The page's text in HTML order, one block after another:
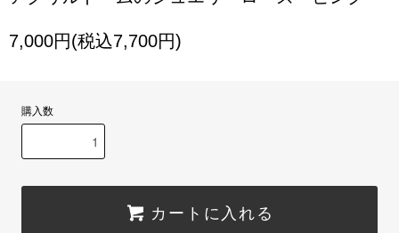
7,000円(税込7,700円)
購入数
カートに入れる